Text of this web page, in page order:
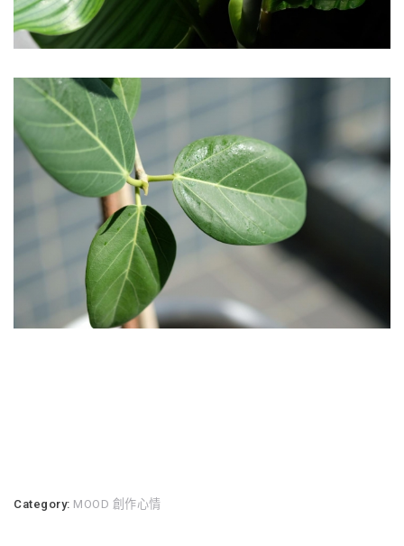
Category: MOOD 創作心情